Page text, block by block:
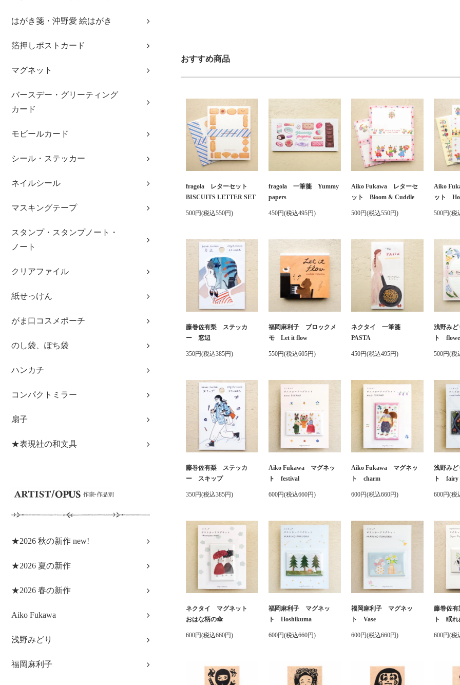
はがき箋・沖野愛 絵はがき
箔押しポストカード
マグネット
バースデー・グリーティング
カード
モビールカード
シール・ステッカー
ネイルシール
マスキングテープ
スタンプ・スタンプノート・
ノート
クリアファイル
紙せっけん
がま口コスメポーチ
のし袋、ぽち袋
ハンカチ
コンパクトミラー
扇子
★表現社の和文具
★2026 秋の新作 new!
★2026 夏の新作
★2026 春の新作
Aiko Fukawa
浅野みどり
福岡麻利子
おすすめ商品
fragola レターセット
BISCUITS LETTER SET
500円(税込550円)
fragola 一筆箋 Yummy
papers
450円(税込495円)
Aiko Fukawa レターセ
ット Bloom & Cuddle
500円(税込550円)
Aiko
ット
500円(税
藤巻佐有梨 ステッカ
ー 窓辺
350円(税込385円)
福岡麻利子 ブロックメ
モ Let it flow
550円(税込605円)
ネクタイ 一筆箋
PASTA
450円(税込495円)
浅野み
ト
500円(税
藤巻佐有梨 ステッカ
ー スキップ
350円(税込385円)
Aiko Fukawa マグネッ
ト festival
600円(税込660円)
Aiko Fukawa マグネッ
ト charm
600円(税込660円)
浅野み
ト fairy
600円(税
ネクタイ マグネット
おはな柄の傘
600円(税込660円)
福岡麻利子 マグネッ
ト Hoshikuma
600円(税込660円)
福岡麻利子 マグネッ
ト Vase
600円(税込660円)
藤巻佐
ト 眠れ
600円(税